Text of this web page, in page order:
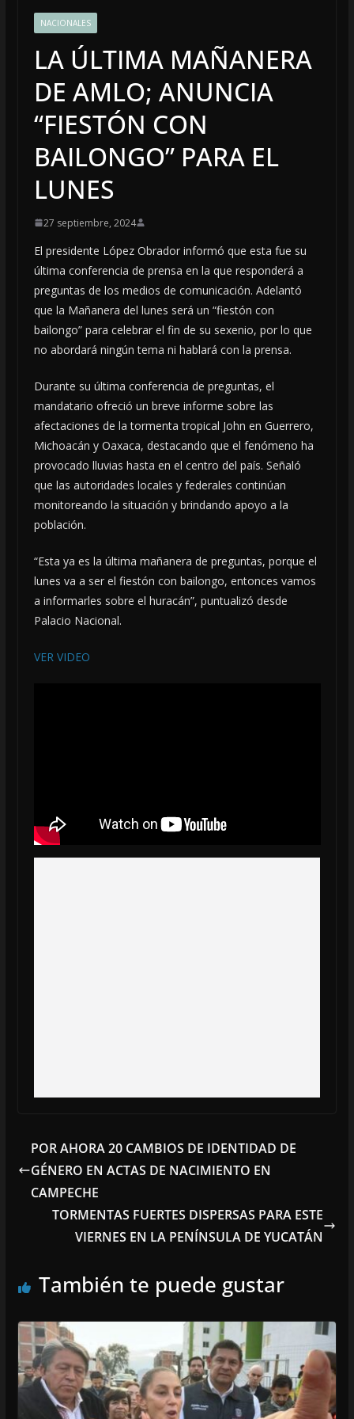
NACIONALES
LA ÚLTIMA MAÑANERA
DE AMLO; ANUNCIA
“FIESTÓN CON
BAILONGO” PARA EL
LUNES
27 septiembre, 2024
El presidente López Obrador informó que esta fue su
última conferencia de prensa en la que responderá a
preguntas de los medios de comunicación. Adelantó
que la Mañanera del lunes será un “fiestón con
bailongo” para celebrar el fin de su sexenio, por lo que
no abordará ningún tema ni hablará con la prensa.
Durante su última conferencia de preguntas, el
mandatario ofreció un breve informe sobre las
afectaciones de la tormenta tropical John en Guerrero,
Michoacán y Oaxaca, destacando que el fenómeno ha
provocado lluvias hasta en el centro del país. Señaló
que las autoridades locales y federales continúan
monitoreando la situación y brindando apoyo a la
población.
“Esta ya es la última mañanera de preguntas, porque el
lunes va a ser el fiestón con bailongo, entonces vamos
a informarles sobre el huracán”, puntualizó desde
Palacio Nacional.
VER VIDEO
POR AHORA 20 CAMBIOS DE IDENTIDAD DE
GÉNERO EN ACTAS DE NACIMIENTO EN
CAMPECHE
TORMENTAS FUERTES DISPERSAS PARA ESTE
VIERNES EN LA PENÍNSULA DE YUCATÁN
También te puede gustar